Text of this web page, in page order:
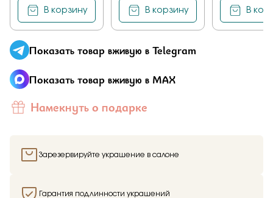
В корзину В корзину В
Показать товар вживую в Telegram
Показать товар вживую в MAX
Намекнуть о подарке
Зарезервируйте украшение в салоне
Гарантия подлинности украшений